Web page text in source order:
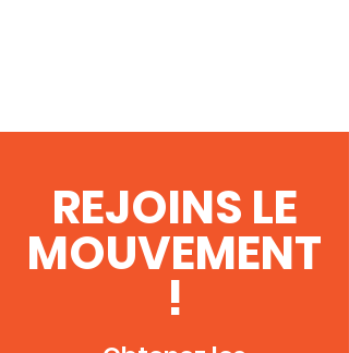
REJOINS LE
MOUVEMENT
!